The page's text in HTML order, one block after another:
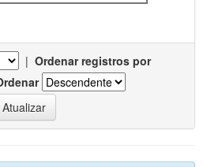
| Ordenar registros por